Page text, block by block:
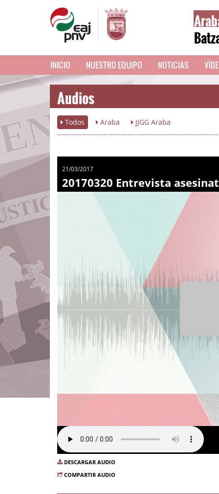
INICIO NUESTRO EQUIPO NOTICIAS
Audios
Todos Araba JJGG Araba
21/03/2017
20170320 Entrevista
DESCARGAR AUDIO
COMPARTIR AUDIO